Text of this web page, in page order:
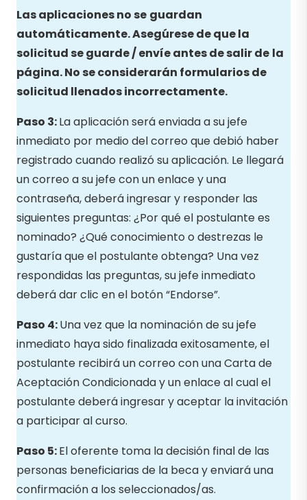
Las aplicaciones no se guardan
automáticamente. Asegúrese de que la
solicitud se guarde / envíe antes de salir de la
página. No se considerarán formularios de
solicitud llenados incorrectamente.
Paso 3:La aplicación será enviada a su jefe
inmediato por medio del correo que debió haber
registrado cuando realizó su aplicación. Le llegará
un correo a su jefe con un enlace y una
contraseña, deberá ingresar y responder las
siguientes preguntas: ¿Por qué el postulante es
nominado? ¿Qué conocimiento o destrezas le
gustaría que el postulante obtenga? Una vez
respondidas las preguntas, su jefe inmediato
deberá dar clic en el botón “Endorse”.
Paso 4:Una vez que la nominación de su jefe
inmediato haya sido finalizada exitosamente, el
postulante recibirá un correo con una Carta de
Aceptación Condicionada y un enlace al cual el
postulante deberá ingresar y aceptar la invitación
a participar al curso.
Paso 5:El oferente toma la decisión final de las
personas beneficiarias de la beca y enviará una
confirmación a los seleccionados/as.